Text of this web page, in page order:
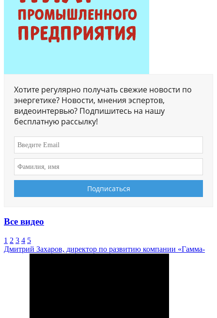
Хотите регулярно получать свежие новости по
энергетике? Новости, мнения эспертов,
видеоинтервью? Подпишитесь на нашу
бесплатную рассылку!
Все видео
1 2 3 4 5
Дмитрий Захаров, директор по развитию компании «Гамма-